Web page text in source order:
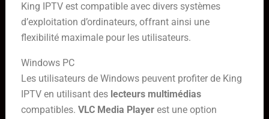
King IPTV est compatible avec divers systèmes
d’exploitation d’ordinateurs, offrant ainsi une
flexibilité maximale pour les utilisateurs.
Windows PC
Les utilisateurs de Windows peuvent profiter de King
IPTV en utilisant des lecteurs multimédias
compatibles. VLC Media Playerest une option